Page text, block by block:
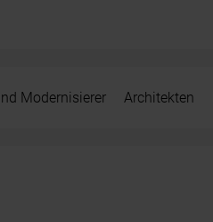
Modernisierer Architekten